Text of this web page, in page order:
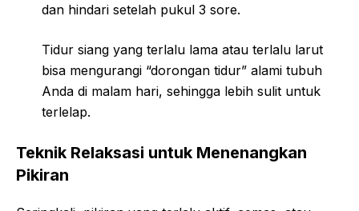
dan hindari setelah pukul 3 sore.
Tidur siang yang terlalu lama atau terlalu larut
bisa mengurangi “dorongan tidur” alami tubuh
Anda di malam hari, sehingga lebih sulit untuk
terlelap.
Teknik Relaksasi untuk Menenangkan
Pikiran